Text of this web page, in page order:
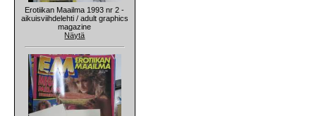
Erotiikan Maailma 1993 nr 2 -
aikuisviihdelehti / adult graphics
magazine
Näytä